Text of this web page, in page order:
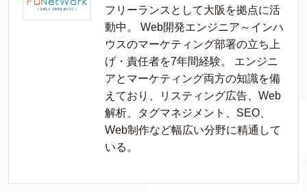
フリーランスとして大阪を拠点に活
動中。 Web開発エンジニア～インハ
ウスのマーケティング部署の立ち上
げ・責任者を7年間経験。 エンジニ
アとマーケティング両方の知識を備
えており、リスティング広告、Web
解析、タグマネジメント、SEO、
Web制作など幅広い分野に精通して
いる。